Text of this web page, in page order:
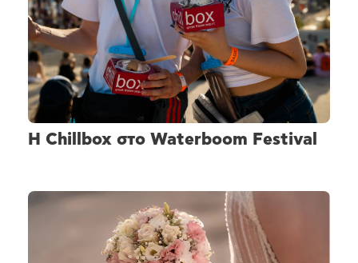
H Chillbox στο Waterboom Festival